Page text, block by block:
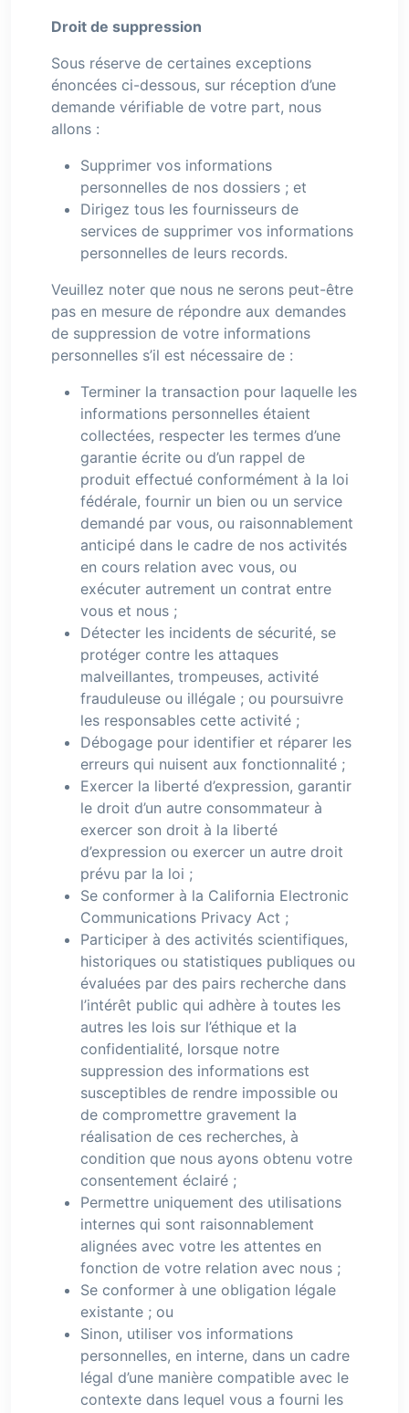
Droit de suppression
Sous réserve de certaines exceptions
énoncées ci-dessous, sur réception d’une
demande vérifiable de votre part, nous
allons :
Supprimer vos informations
personnelles de nos dossiers ; et
Dirigez tous les fournisseurs de
services de supprimer vos informations
personnelles de leurs records.
Veuillez noter que nous ne serons peut-être
pas en mesure de répondre aux demandes
de suppression de votre informations
personnelles s’il est nécessaire de :
Terminer la transaction pour laquelle les
informations personnelles étaient
collectées, respecter les termes d’une
garantie écrite ou d’un rappel de
produit effectué conformément à la loi
fédérale, fournir un bien ou un service
demandé par vous, ou raisonnablement
anticipé dans le cadre de nos activités
en cours relation avec vous, ou
exécuter autrement un contrat entre
vous et nous ;
Détecter les incidents de sécurité, se
protéger contre les attaques
malveillantes, trompeuses, activité
frauduleuse ou illégale ; ou poursuivre
les responsables cette activité ;
Débogage pour identifier et réparer les
erreurs qui nuisent aux fonctionnalité ;
Exercer la liberté d’expression, garantir
le droit d’un autre consommateur à
exercer son droit à la liberté
d’expression ou exercer un autre droit
prévu par la loi ;
Se conformer à la California Electronic
Communications Privacy Act ;
Participer à des activités scientifiques,
historiques ou statistiques publiques ou
évaluées par des pairs recherche dans
l’intérêt public qui adhère à toutes les
autres les lois sur l’éthique et la
confidentialité, lorsque notre
suppression des informations est
susceptibles de rendre impossible ou
de compromettre gravement la
réalisation de ces recherches, à
condition que nous ayons obtenu votre
consentement éclairé ;
Permettre uniquement des utilisations
internes qui sont raisonnablement
alignées avec votre les attentes en
fonction de votre relation avec nous ;
Se conformer à une obligation légale
existante ; ou
Sinon, utiliser vos informations
personnelles, en interne, dans un cadre
légal d’une manière compatible avec le
contexte dans lequel vous a fourni les